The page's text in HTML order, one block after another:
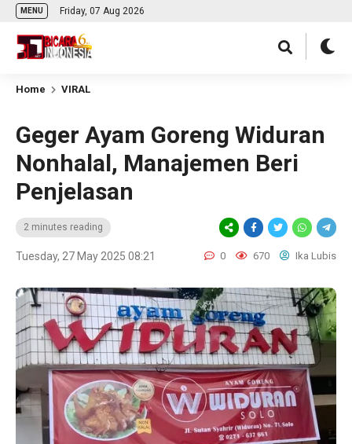
MENU Friday, 07 Aug 2026
Home VIRAL
Geger Ayam Goreng Widuran
Nonhalal, Manajemen Beri
Penjelasan
2 minutes reading
Tuesday, 27 May 2025 08:21 0 670 Ika Lubis